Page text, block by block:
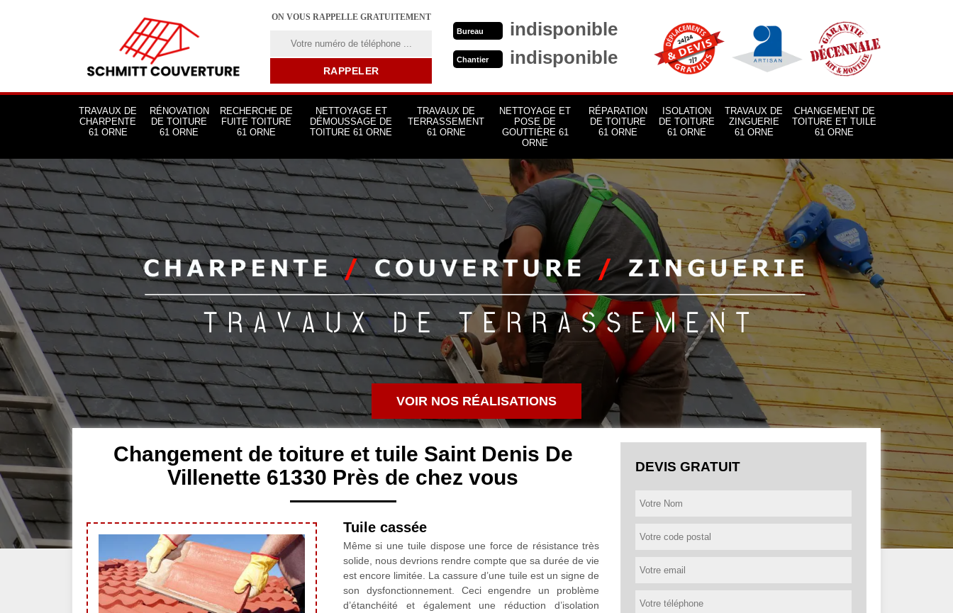
ON VOUS RAPPELLE GRATUITEMENT
Bureau indisponible
Chantier indisponible
TRAVAUX DE
CHARPENTE
61 ORNE
RÉNOVATION
DE TOITURE
61 ORNE
RECHERCHE DE
FUITE TOITURE
61 ORNE
NETTOYAGE ET
DÉMOUSSAGE DE
TOITURE 61 ORNE
TRAVAUX DE
TERRASSEMENT
61 ORNE
NETTOYAGE ET
POSE DE
GOUTTIÈRE 61
ORNE
RÉPARATION
DE TOITURE
61 ORNE
ISOLATION
DE TOITURE
61 ORNE
TRAVAUX DE
ZINGUERIE
61 ORNE
CHANGEMENT DE
TOITURE ET TUILE
61 ORNE
VOIR NOS RÉALISATIONS
Changement de toiture et tuile Saint Denis De
Villenette 61330 Près de chez vous
Tuile cassée
Même si une tuile dispose une force de résistance très
solide, nous devrions rendre compte que sa durée de vie
est encore limitée. La cassure d’une tuile est un signe de
son dysfonctionnement. Ceci engendre un problème
d’étanchéité et également une réduction d’isolation
DEVIS GRATUIT